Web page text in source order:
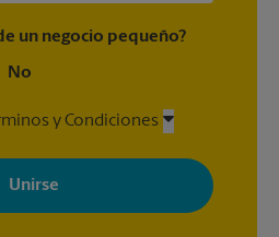
un negocio pequeño?
No
y Condiciones
correos electrónicos de The UPS
promociones y mensajes
darse de baja en cualquier
consulte nuestra política de